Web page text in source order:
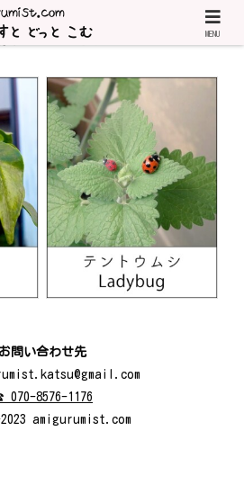
お問い合わせ先
070-8576-1176
amigurumist.com
MENU